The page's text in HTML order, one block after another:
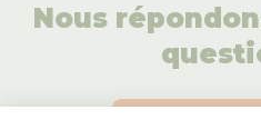
Nous